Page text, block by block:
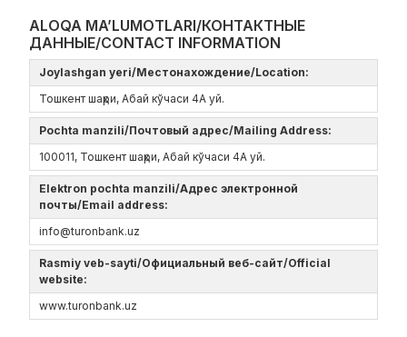
ALOQA MA’LUMOTLARI/КОНТАКТНЫЕ
ДАННЫЕ/CONTACT INFORMATION
Joylashgan yeri/Местонахождение/Location:
Тошкент шаҳри, Абай кўчаси 4А уй.
Pochta manzili/Почтовый адрес/Mailing Address:
100011, Тошкент шаҳри, Абай кўчаси 4А уй.
Elektron pochta manzili/Адрес электронной
почты/Email address:
info@turonbank.uz
Rasmiy veb-sayti/Официальный веб-сайт/Official
website:
www.turonbank.uz